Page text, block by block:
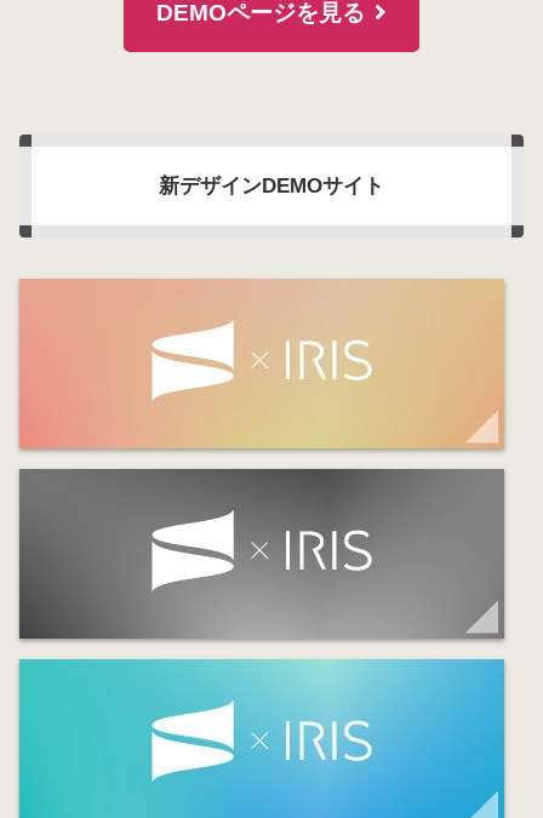
DEMOページを見る
新デザインDEMOサイト